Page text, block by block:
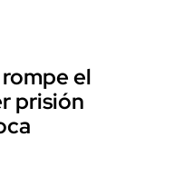
el
prisión